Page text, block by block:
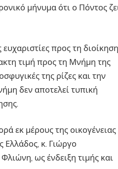
μήνυμα ότι ο Πόντος
προς τη διοίκηση
τιμή προς τη Μνήμη της
της ρίζες και την
δεν αποτελεί τυπική
εκ μέρους της οικογένειας
Ελλάδος, κ. Γιώργο
ως ένδειξη τιμής και